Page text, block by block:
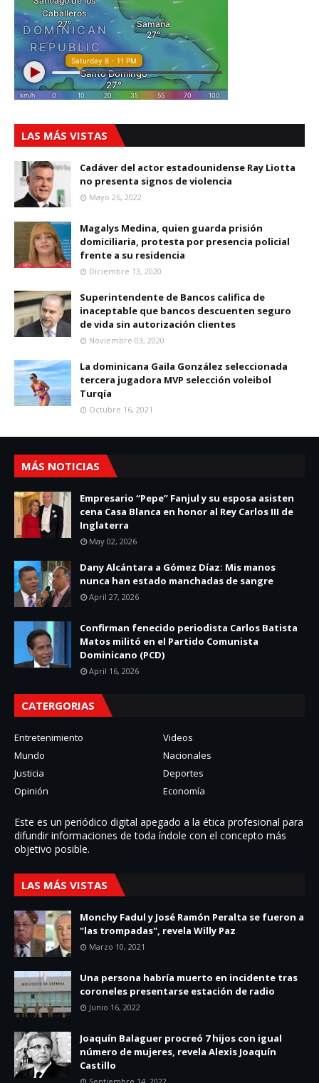
LAS MÁS VISTAS
Cadáver del actor estadounidense Ray Liotta
no presenta signos de violencia
Mayo 26, 2022
Magalys Medina, quien guarda prisión
domiciliaria, protesta por presencia policial
frente a su residencia
Diciembre 13, 2020
Superintendente de Bancos califica de
inaceptable que bancos descuenten seguro
de vida sin autorización clientes
Noviembre 03, 2020
La dominicana Gaila González seleccionada
tercera jugadora MVP selección voleibol
Turqía
Octubre 16, 2021
MÁS NOTICIAS
Empresario “Pepe” Fanjul y su esposa asisten
cena Casa Blanca en honor al Rey Carlos III de
Inglaterra
May 02, 2026
Dany Alcántara a Gómez Díaz: Mis manos
nunca han estado manchadas de sangre
April 27, 2026
Confirman fenecido periodista Carlos Batista
Matos militó en el Partido Comunista
Dominicano (PCD)
April 16, 2026
CATERGORIAS
Entretenimiento
Videos
Mundo
Nacionales
Justicia
Deportes
Opinión
Economía
Este es un periódico digital apegado a la ética profesional para
difundir informaciones de toda í­ndole con el concepto más
objetivo posible.
LAS MÁS VISTAS
Monchy Fadul y José Ramón Peralta se fueron a
"las trompadas", revela Willy Paz
Marzo 10, 2021
Una persona habría muerto en incidente tras
coroneles presentarse estación de radio
Junio 16, 2022
Joaquín Balaguer procreó 7 hijos con igual
número de mujeres, revela Alexis Joaquín
Castillo